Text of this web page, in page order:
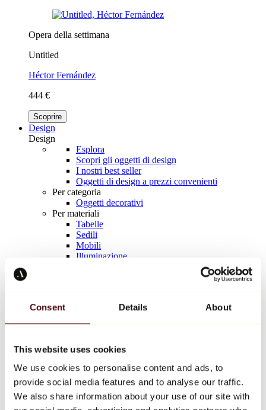
Consent Details About
This website uses cookies
We use cookies to personalise content and ads, to
provide social media features and to analyse our traffic.
We also share information about your use of our site with
Opera della settimana
Untitled
Héctor Fernández
444 €
Scoprire
Design
Design
Esplora
Scopri gli oggetti di design
I nostri best seller
Oggetti di design a prezzi convenienti
Per categoria
Oggetti decorativi
Per materiali
Tabelle
Sedili
Mobili
Illuminazione
Keith Haring
Tutti i designer
Opera della settimana